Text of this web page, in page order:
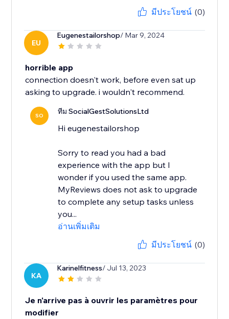
มีประโยชน์ (0)
EU
Eugenestailorshop/ Mar 9, 2024
horrible app
connection doesn't work, before even sat up
asking to upgrade. i wouldn't recommend.
SO ทีม SocialGestSolutionsLtd
Hi eugenestailorshop
Sorry to read you had a bad
experience with the app but I
wonder if you used the same app.
MyReviews does not ask to upgrade
to complete any setup tasks unless
you...
อ่านเพิ่มเติม
มีประโยชน์ (0)
KA
Karinelfitness/ Jul 13, 2023
Je n'arrive pas à ouvrir les paramètres pour
modifier